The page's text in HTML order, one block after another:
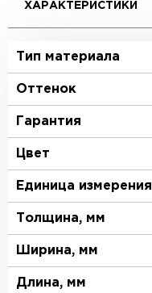
ХАРАКТЕРИСТИКИ
Тип материала
Оттенок
Гарантия
Цвет
Единица измерения
Толщина, мм
Ширина, мм
Длина, мм